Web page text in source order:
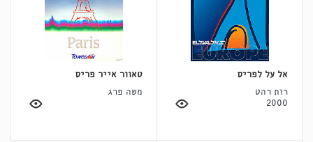
אל על לפריס
רות רהט
2000
טאוור אייר פריס
משה פרג